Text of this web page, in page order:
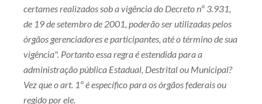
certames realizados sob a vigência do Decreto nº 3.931,
de 19 de setembro de 2001, poderão ser utilizadas pelos
órgãos gerenciadores e participantes, até o término de sua
vigência". Portanto essa regra é estendida para a
administração pública Estadual, Destrital ou Municipal?
Vez que o art. 1º é específico para os órgãos federais ou
regido por ele.